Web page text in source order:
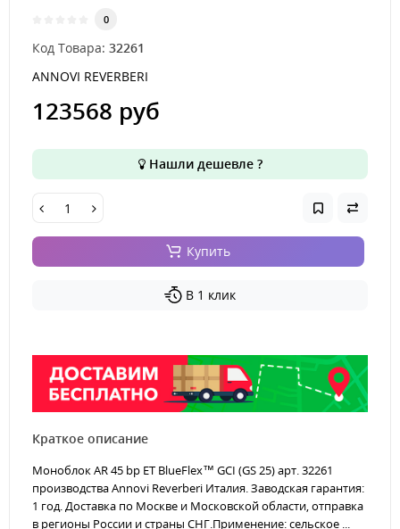
0
Код Товара: 32261
ANNOVI REVERBERI
123568 руб
Нашли дешевле ?
Купить
В 1 клик
Краткое описание
Моноблок AR 45 bp ET BlueFlex™ GCI (GS 25) арт. 32261
производства Annovi Reverberi Италия. Заводская гарантия:
1 год. Доставка по Москве и Московской области, отправка
в регионы России и страны СНГ.Применение: сельское ...